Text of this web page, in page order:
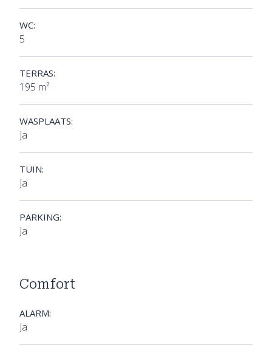
WC:
5
TERRAS:
195 m²
WASPLAATS:
Ja
TUIN:
Ja
PARKING:
Ja
Comfort
ALARM:
Ja